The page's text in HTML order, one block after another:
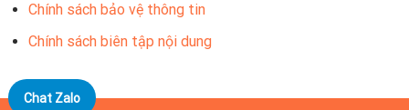
Chính sách bảo vệ thông tin
Chính sách biên tập nội dung
Chat Zalo